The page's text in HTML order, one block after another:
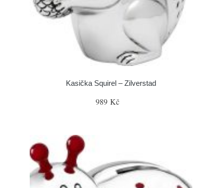
Kasička Squirel – Zilverstad
989 Kč